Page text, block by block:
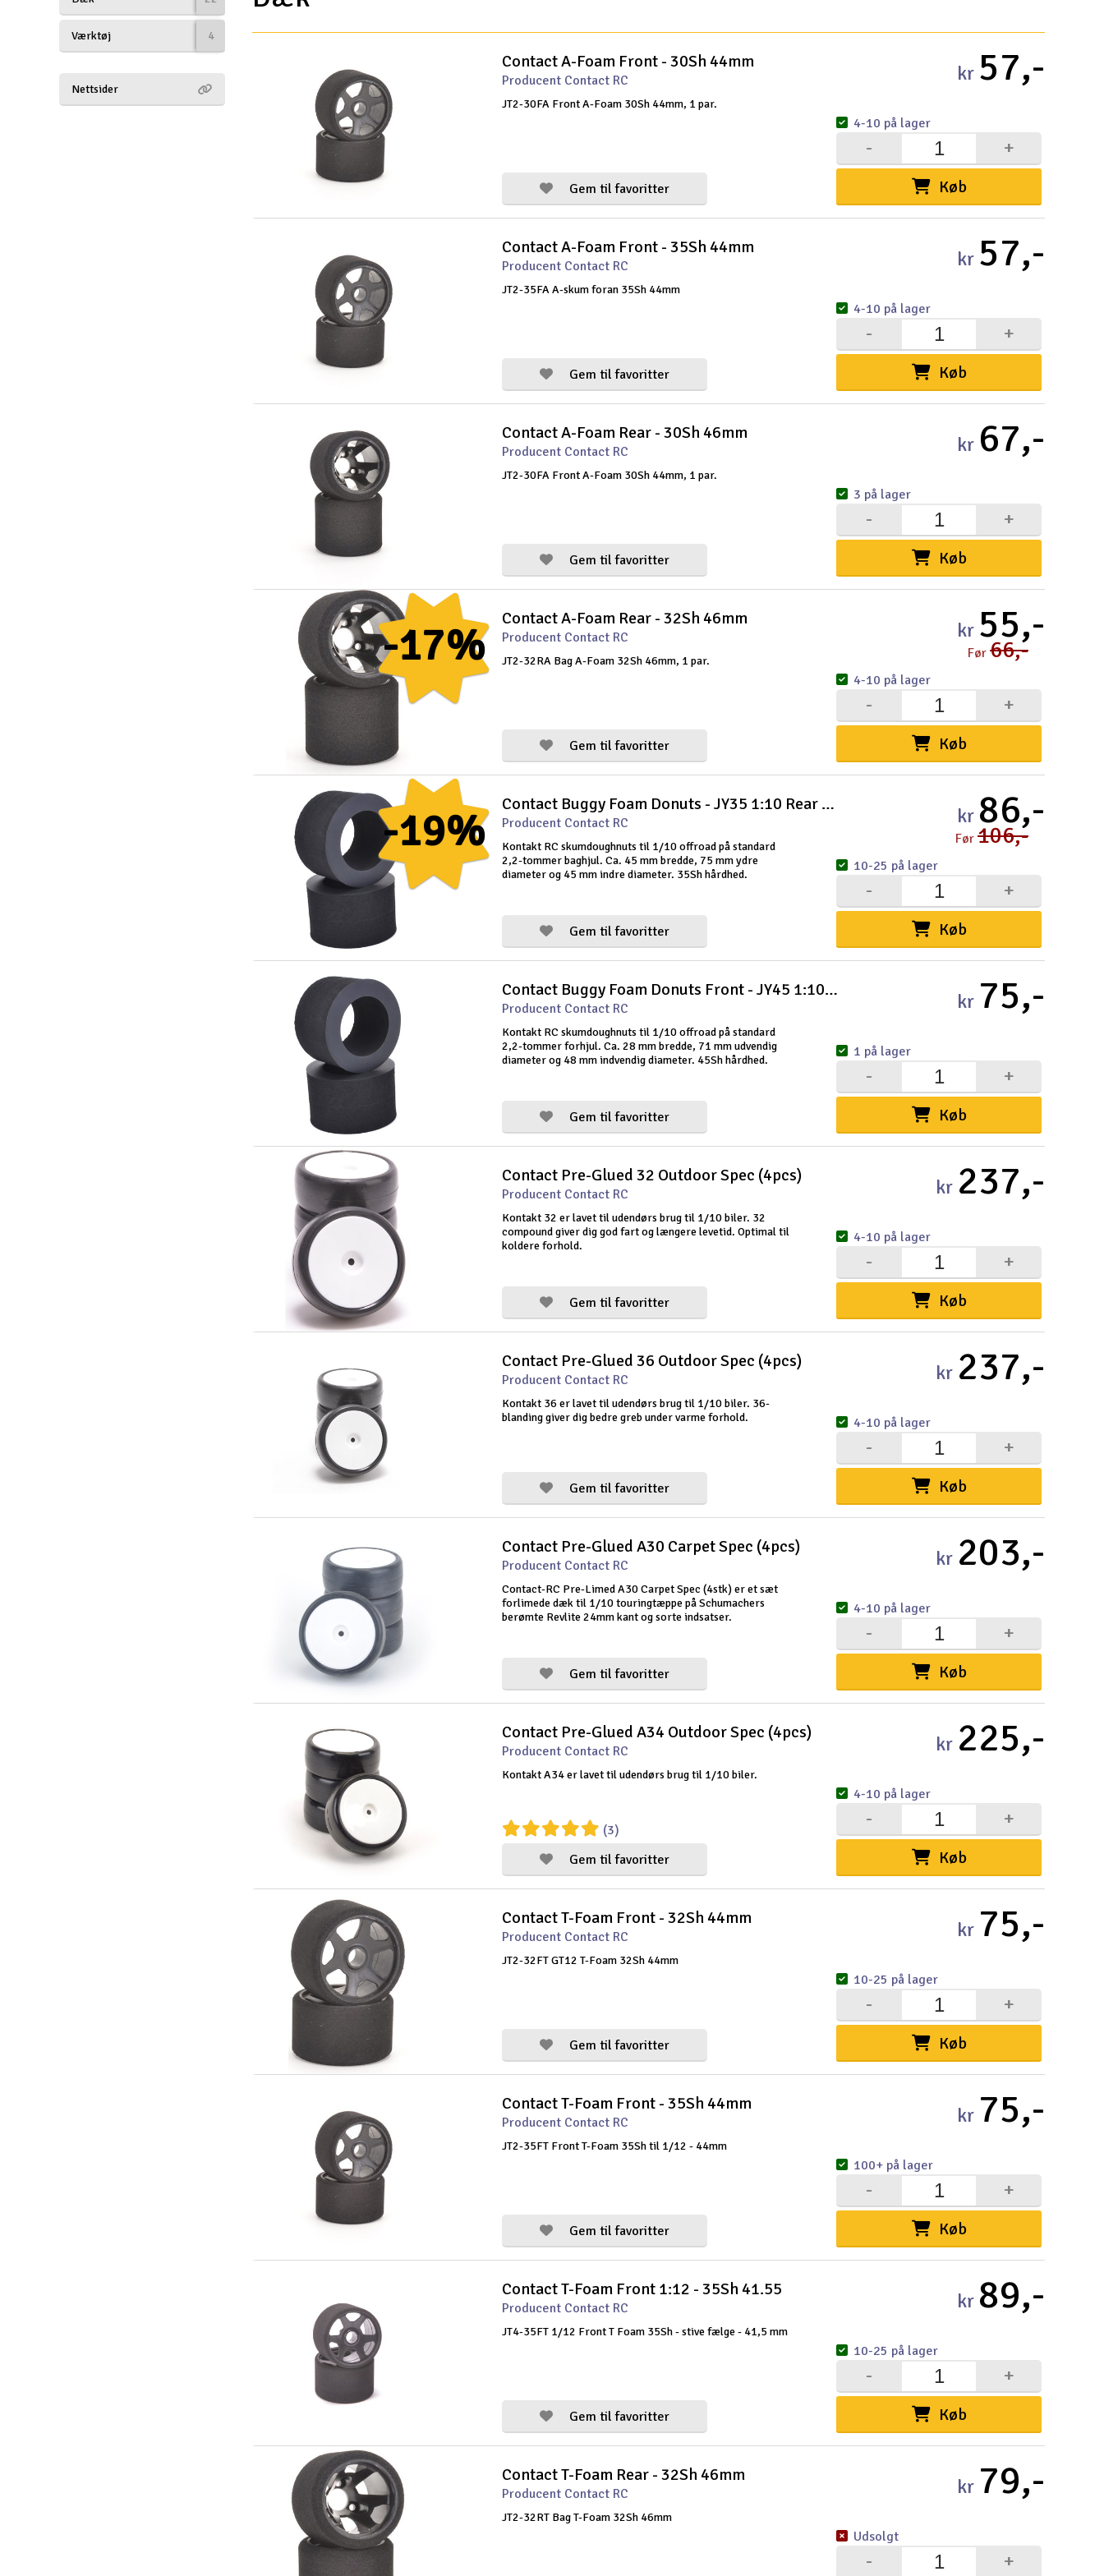
Helikopter
Værktøj 4
Nettsider
Contact A-Foam Front - 30Sh 44mm
Producent Contact RC
JT2-30FA Front A-Foam 30Sh 44mm, 1 par.
Gem til favoritter
kr 57,-
Køb
+
-
4-10 på lager
Contact A-Foam Front - 35Sh 44mm
Producent Contact RC
JT2-35FA A-skum foran 35Sh 44mm
Gem til favoritter
kr 57,-
Køb
+
-
4-10 på lager
Contact A-Foam Rear - 30Sh 46mm
Producent Contact RC
JT2-30FA Front A-Foam 30Sh 44mm, 1 par.
Gem til favoritter
kr 67,-
Køb
+
-
3 på lager
-17%
Contact A-Foam Rear - 32Sh 46mm
Producent Contact RC
JT2-32RA Bag A-Foam 32Sh 46mm, 1 par.
Gem til favoritter
kr 55,-
Før 66,-
Køb
+
-
4-10 på lager
-19%
Contact Buggy Foam Donuts - JY35 1:10 Rear 35Sh
Producent Contact RC
Kontakt RC skumdoughnuts til 1/10 offroad på standard
2,2-tommer baghjul. Ca. 45 mm bredde, 75 mm ydre
diameter og 45 mm indre diameter. 35Sh hårdhed.
Gem til favoritter
kr 86,-
Før 106,-
Køb
+
-
10-25 på lager
Contact Buggy Foam Donuts Front - JY45 1:10 45Sh
Producent Contact RC
Kontakt RC skumdoughnuts til 1/10 offroad på standard
2,2-tommer forhjul. Ca. 28 mm bredde, 71 mm udvendig
diameter og 48 mm indvendig diameter. 45Sh hårdhed.
Gem til favoritter
kr 75,-
Køb
+
-
1 på lager
Contact Pre-Glued 32 Outdoor Spec (4pcs)
Producent Contact RC
Kontakt 32 er lavet til udendørs brug til 1/10 biler. 32
compound giver dig god fart og længere levetid. Optimal til
koldere forhold.
Gem til favoritter
kr 237,-
Køb
+
-
4-10 på lager
Contact Pre-Glued 36 Outdoor Spec (4pcs)
Producent Contact RC
Kontakt 36 er lavet til udendørs brug til 1/10 biler. 36-
blanding giver dig bedre greb under varme forhold.
Gem til favoritter
kr 237,-
Køb
+
-
4-10 på lager
Contact Pre-Glued A30 Carpet Spec (4pcs)
Producent Contact RC
Contact-RC Pre-Limed A30 Carpet Spec (4stk) er et sæt
forlimede dæk til 1/10 touringtæppe på Schumachers
berømte Revlite 24mm kant og sorte indsatser.
Gem til favoritter
kr 203,-
Køb
+
-
4-10 på lager
Contact Pre-Glued A34 Outdoor Spec (4pcs)
Producent Contact RC
Kontakt A34 er lavet til udendørs brug til 1/10 biler.
Gem til favoritter
(3)
kr 225,-
Køb
+
-
4-10 på lager
Contact T-Foam Front - 32Sh 44mm
Producent Contact RC
JT2-32FT GT12 T-Foam 32Sh 44mm
Gem til favoritter
kr 75,-
Køb
+
-
10-25 på lager
Contact T-Foam Front - 35Sh 44mm
Producent Contact RC
JT2-35FT Front T-Foam 35Sh til 1/12 - 44mm
Gem til favoritter
kr 75,-
Køb
+
-
100+ på lager
Contact T-Foam Front 1:12 - 35Sh 41.55
Producent Contact RC
JT4-35FT 1/12 Front T Foam 35Sh - stive fælge - 41,5 mm
Gem til favoritter
kr 89,-
Køb
+
-
10-25 på lager
Contact T-Foam Rear - 32Sh 46mm
Producent Contact RC
JT2-32RT Bag T-Foam 32Sh 46mm
kr 79,-
+
-
Udsolgt